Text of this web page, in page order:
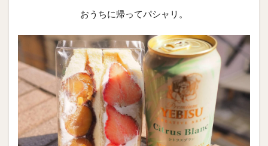
おうちに帰ってパシャリ。